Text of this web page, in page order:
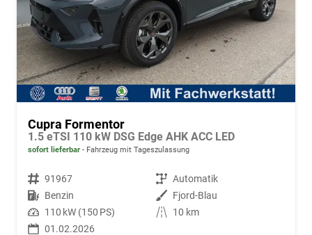
Cupra Formentor
1.5 eTSI 110 kW DSG Edge AHK ACC LED
sofort lieferbar Fahrzeug mit Tageszulassung
Fahrzeugnr. 91967 Getriebe Automatik
Kraftstoff Benzin Außenfarbe Fjord-Blau
Leistung 110 kW (150 PS) Kilometerstand
10 km
01.02.2026